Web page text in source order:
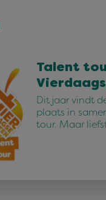
Talent
Dit jaar vindt
plaats in
tour. Maar